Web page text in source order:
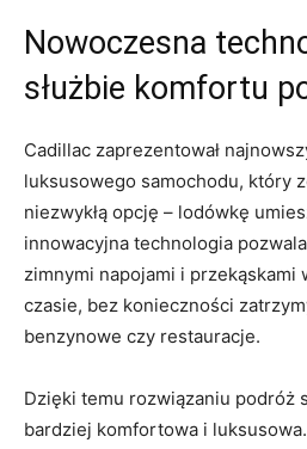
Nowoczesna
służbie komfortu
Cadillac zaprezentował
luksusowego⁤ samochodu, który​
niezwykłą ​opcję – lodówkę
innowacyjna technologia
zimnymi napojami i przekąskami
czasie, bez konieczności
benzynowe czy ⁤restauracje.
Dzięki temu rozwiązaniu podróż
bardziej⁢ komfortowa i